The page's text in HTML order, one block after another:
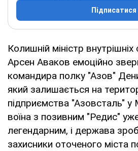
Підписатися
Колишній міністр
Арсен Аваков емоційно
командира полку "Азов"
який залишається на
підприємства "Азовсталь" у
воїна з позивним "Редис"
легендарним, і держава
захисники оточеного міста